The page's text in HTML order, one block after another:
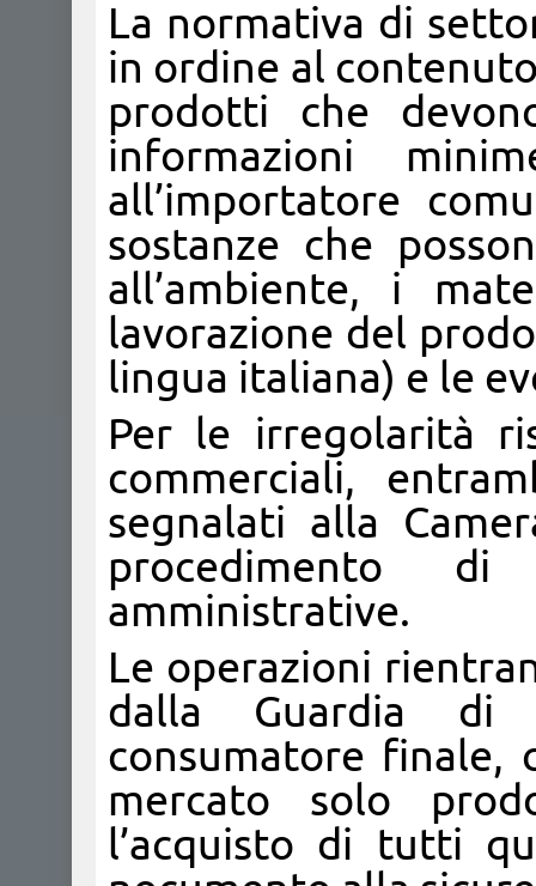
La normativa di
in ordine al
prodotti che
informazioni
all’importatore
sostanze che
all’ambiente, i
lavorazione del
lingua italiana) e le
Per le irregolarità
commerciali,
segnalati alla
procedimento
amministrative.
Le operazioni
dalla Guardia di
consumatore
mercato solo
l’acquisto di tutti